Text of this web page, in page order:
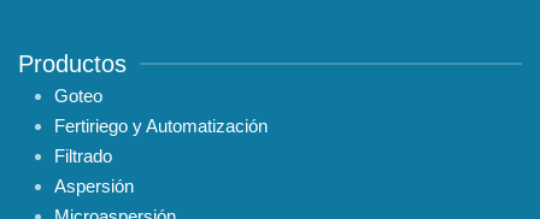
Productos
Goteo
Fertiriego y Automatización
Filtrado
Aspersión